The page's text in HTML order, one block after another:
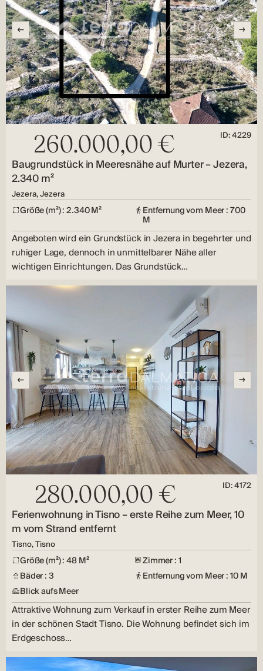
260.000,00 € ID: 4229
Baugrundstück in Meeresnähe auf Murter – Jezera,
2.340 m²
Jezera, Jezera
Größe (m²) : 2.340 M² Entfernung vom Meer : 700
M
Angeboten wird ein Grundstück in Jezera in begehrter und
ruhiger Lage, dennoch in unmittelbarer Nähe aller
wichtigen Einrichtungen. Das Grundstück…
280.000,00 € ID: 4172
Ferienwohnung in Tisno – erste Reihe zum Meer, 10
m vom Strand entfernt
Tisno, Tisno
Größe (m²) : 48 M²
Zimmer : 1
Bäder : 3
Entfernung vom Meer : 10 M
Blick aufs Meer
Attraktive Wohnung zum Verkauf in erster Reihe zum Meer
in der schönen Stadt Tisno. Die Wohnung befindet sich im
Erdgeschoss…